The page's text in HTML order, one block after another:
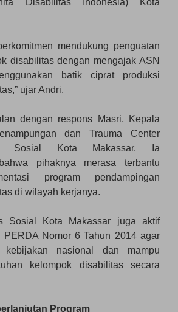
Disabilitas Indonesia) Kota
mendukung penguatan
disabilitas dengan mengajak ASN
batik ciprat produksi
ujar Andri.
dengan respons Masri, Kepala
dan Trauma Center
Sosial Kota Makassar. Ia
pihaknya merasa terbantu
program pendampingan
di wilayah kerjanya.
Sosial Kota Makassar juga aktif
PERDA Nomor 6 Tahun 2014 agar
kebijakan nasional dan mampu
kelompok disabilitas secara
Program